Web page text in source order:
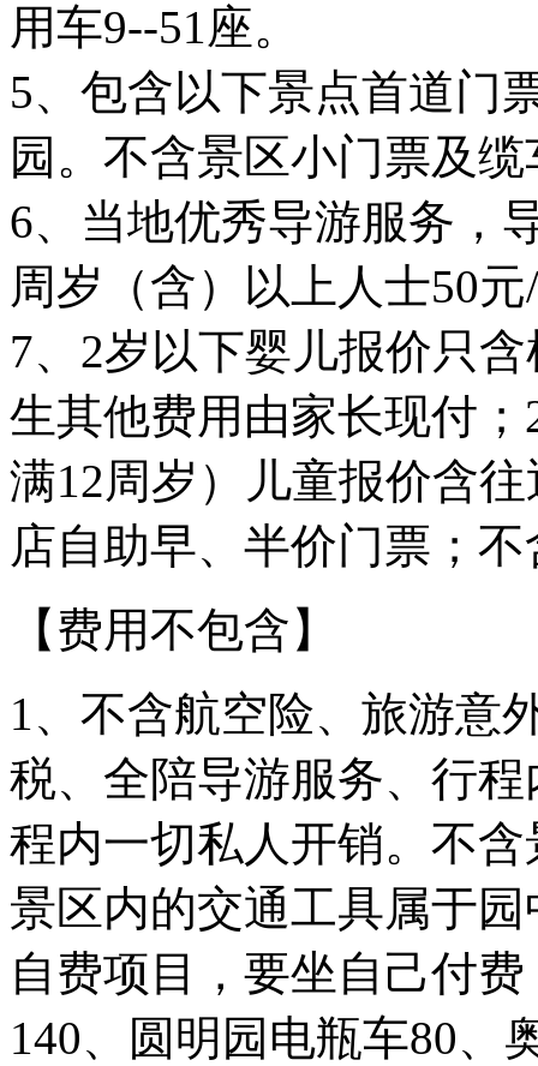
用车9--51座。
5、包含以下景点首道门
园。不含景区小门票及
6、当地优秀导游服务，
周岁（含）以上人士50
7、2岁以下婴儿报价只
生其他费用由家长现付
满12周岁）儿童报价含
店自助早、半价门票；
【费用不包含】
1、不含航空险、旅游意
税、全陪导游服务、行
程内一切私人开销。不
景区内的交通工具属于
自费项目，要坐自己付
140、圆明园电瓶车80、